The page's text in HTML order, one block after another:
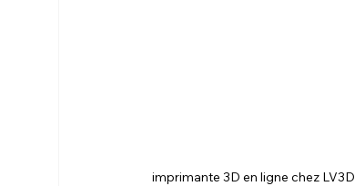
imprimante 3D en ligne chez LV3D